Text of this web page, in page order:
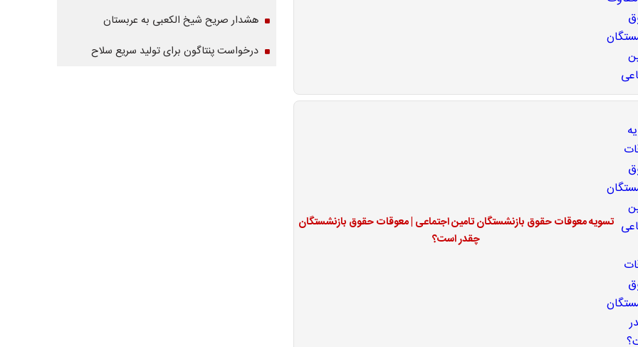
تسویه معوقات حقوق بازنشستگان تامین اجتماعی | معوقات حقوق بازنشستگان
چقدر است؟
هشدار صریح شیخ الکعبی به عربستان
درخواست پنتاگون برای تولید سریع سلاح